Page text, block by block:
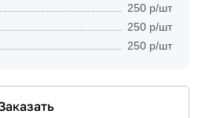
250 р/шт
250 р/шт
250 р/шт